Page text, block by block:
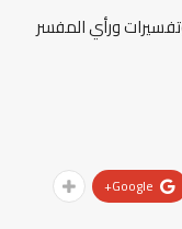
ورأي المفسر
Google+